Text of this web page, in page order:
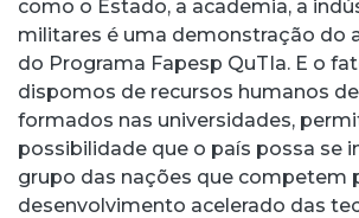
como o Estado, a academia, a
militares é uma demonstração do
do Programa Fapesp QuTIa. E o
dispomos de recursos humanos
formados nas universidades,
possibilidade que o país possa se
grupo das nações que competem
desenvolvimento acelerado das